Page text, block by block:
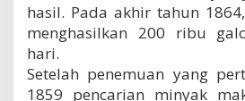
hasil. Pada akhir tahun
menghasilkan 200 ribu
hari.
Setelah penemuan yang
1859 pencarian minyak